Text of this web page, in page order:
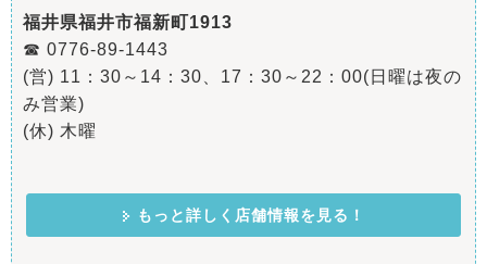
福井県福井市福新町1913
☎ 0776-89-1443
(営) 11：30～14：30、17：30～22：00(日曜は夜の
み営業)
(休) 木曜
もっと詳しく店舗情報を見る！